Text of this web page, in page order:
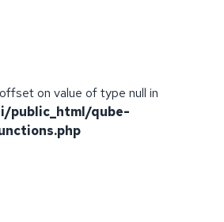
on value of type null in
public_html/qube-